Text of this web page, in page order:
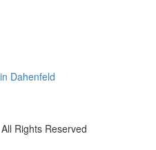
Rights Reserved